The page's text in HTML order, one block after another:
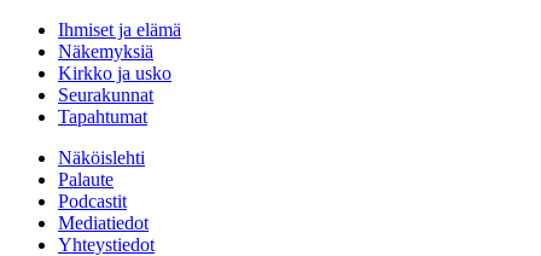
Ihmiset ja elämä
Näkemyksiä
Kirkko ja usko
Seurakunnat
Tapahtumat
Näköislehti
Palaute
Podcastit
Mediatiedot
Yhteystiedot